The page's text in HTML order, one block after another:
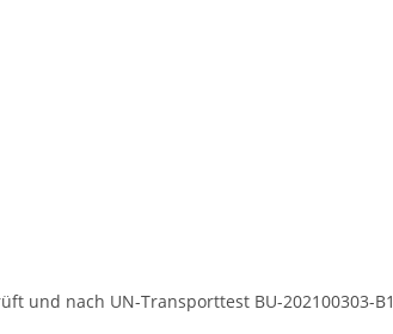
und nach UN-Transporttest BU-202100303-B1